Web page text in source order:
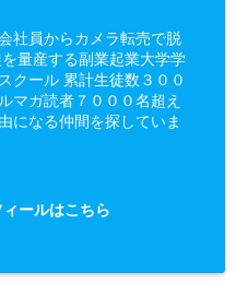
社員からカメラ転売で脱
量産する副業起業大学学
クール 累計生徒数３００
マガ読者７０００名超え
になる仲間を探していま
ールはこちら